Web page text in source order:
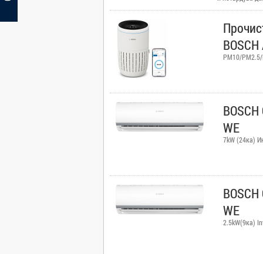
стандарди.
гаранција за
гарантира
работат како
PM10/
WE
7kW (24ка)
WE
2.5kW(9ка)